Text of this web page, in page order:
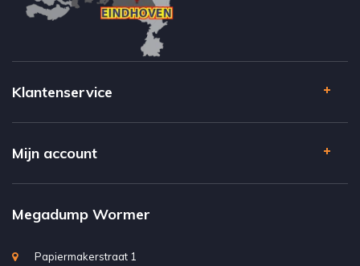
Klantenservice
Mijn account
Megadump Wormer
Papiermakerstraat 1